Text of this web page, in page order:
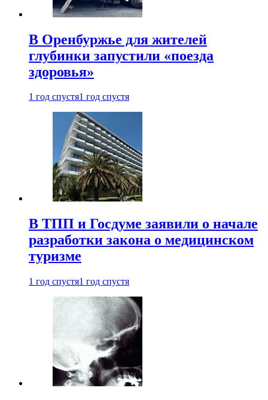
В Оренбуржье для жителей
глубинки запустили «поезда
здоровья»
1 год спустя1 год спустя
В ТПП и Госдуме заявили о начале
разработки закона о медицинском
туризме
1 год спустя1 год спустя